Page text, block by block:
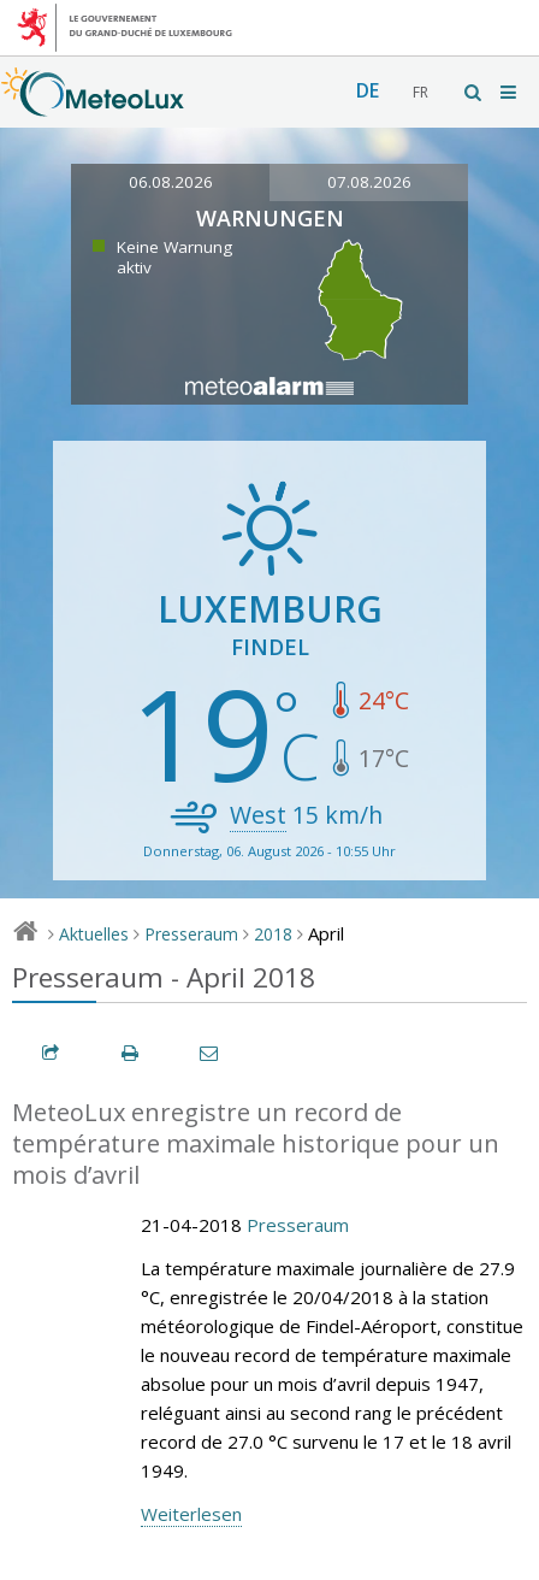
DE FR
06.08.2026 07.08.2026
WARNUNGEN
Keine Warnung
aktiv
LUXEMBURG
FINDEL
19 24°C
17°C
West 15 km/h
Donnerstag, 06. August 2026 - 10:55 Uhr
> Aktuelles > Presseraum > 2018 > April
Presseraum - April 2018
MeteoLux enregistre un record de
température maximale historique pour un
mois d’avril
21-04-2018 Presseraum
La température maximale journalière de 27.9
°C, enregistrée le 20/04/2018 à la station
météorologique de Findel-Aéroport, constitue
le nouveau record de température maximale
absolue pour un mois d’avril depuis 1947,
reléguant ainsi au second rang le précédent
record de 27.0 °C survenu le 17 et le 18 avril
1949.
Weiterlesen